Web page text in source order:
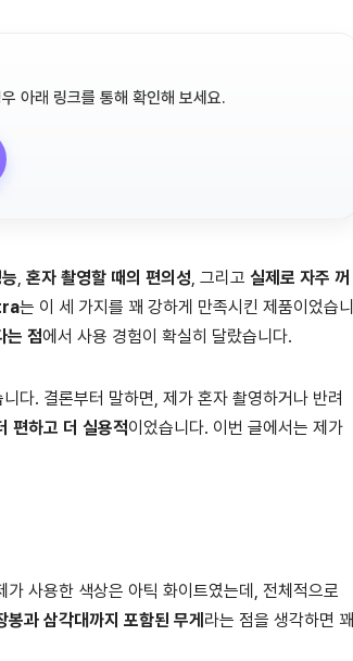
아래 링크를 통해 확인해 보세요.
, 혼자 촬영할 때의 편의성, 그리고 실제로 자주 꺼
는 이 세 가지를 꽤 강하게 만족시킨 제품이었습니
는 점에서 사용 경험이 확실히 달랐습니다.
다. 결론부터 말하면, 제가 혼자 촬영하거나 반려
하고 더 실용적이었습니다. 이번 글에서는 제가
사용한 색상은 아틱 화이트였는데, 전체적으로
봉과 삼각대까지 포함된 무게 라는 점을 생각하면 꽤